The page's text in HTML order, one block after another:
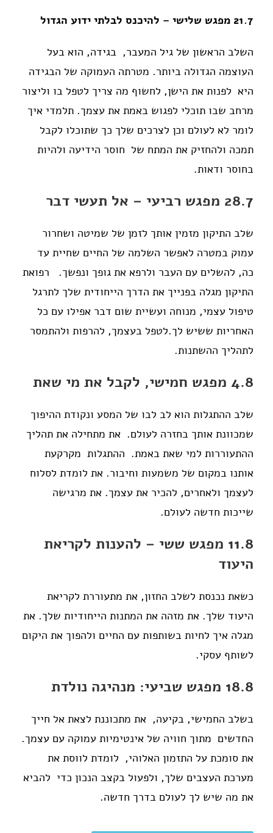
21.7 מפגש שלישי – להיכנס לבלתי ידוע הגדול
השלב הראשון של גיל המעבר, בגידה, הוא בעל
העוצמה הגדולה ביותר. מטרתה העמוקה של הבגידה
היא לפנות את הישן, לחשוף מה צריך לטפל בו וליצור
מרחב שבו תוכלי לפגוש באמת את עצמך.תלמדי איך
לומר לא לעולם וכן לצרכים שלך כך שתוכלו לקבל
תמכה ולהחזיק את המתח של חוסר הידיעה ולהיות
בחוסר ודאות.
28.7 מפגש רביעי – אל תעשי דבר
שלב התיקון מזמין אותך לזמן של שמיטה ושחרור
עמוק במטרה לאפשר השלמה של החיים שחיית עד
כה, להשלים עם העבר ולרפא את גופך ונפשך.
רפואת
התיקון מגלה בפנייך את הדרך הייחודית שלך לתרגל
טיפול עצמי, מנוחה ועשיית שום דבר אפילו עם כל
האחריות ששיש לך.לטפל בעצמך, להרפות ולהתמסר
לתהליך ההשתנות.
4.8 מפגש חמישי, לקבל את מי שאת
שלב ההתגלות הוא לב לבו של המסע ונקודת ההיפוך
שמכוונת אותך בחזרה לעולם. את מתחילה את תהליך
ההתעוררות למי שאת באמת. ההתגלות מקרקעת
אותנו במקום של משמעות וחיבור. את לומדת לסלוח
לעצמך ולאחרים, להכיר את עצמך. את מרגישה
שייכות חדשה לעולם.
11.8 מפגש ששי – להענות לקריאת
היעוד
כשאת נכנסת לשלב החזון, את מתעוררת לקריאת
היעוד שלך. את מזהה את המתנות הייחודיות שלך.את
מגלה איך לחיות בשותפות עם החיים ולהפוך את היקום
לשותף עסקי.
18.8 מפגש שביעי: מנהיגה נולדת
בשלב החמישי, בקיעה, את מתכוננת לצאת אל חייך
החדשים מתוך חוויה של אינטימיות עמוקה עם עצמך.
את סומכת על התזמון האלוהי, לומדת לווסת את
מערכת העצבים שלך, ולפעול בקצב הנכון כדי להביא
את מה שיש לך לעולם בדרך חדשה.